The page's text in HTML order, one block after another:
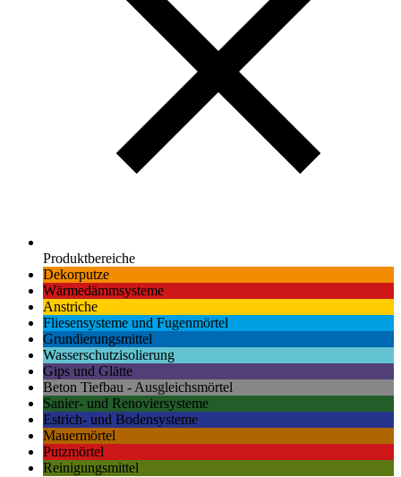
Produktbereiche
Dekorputze
Wärmedämmsysteme
Anstriche
Fliesensysteme und Fugenmörtel
Grundierungsmittel
Wasserschutzisolierung
Gips und Glätte
Beton Tiefbau - Ausgleichsmörtel
Sanier- und Renoviersysteme
Estrich- und Bodensysteme
Mauermörtel
Putzmörtel
Reinigungsmittel